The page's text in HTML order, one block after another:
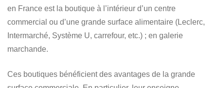
en France est la boutique à l’intérieur d’un centre
commercial ou d’une grande surface alimentaire (Leclerc,
Intermarché, Système U, carrefour, etc.) ; en galerie
marchande.
Ces boutiques bénéficient des avantages de la grande